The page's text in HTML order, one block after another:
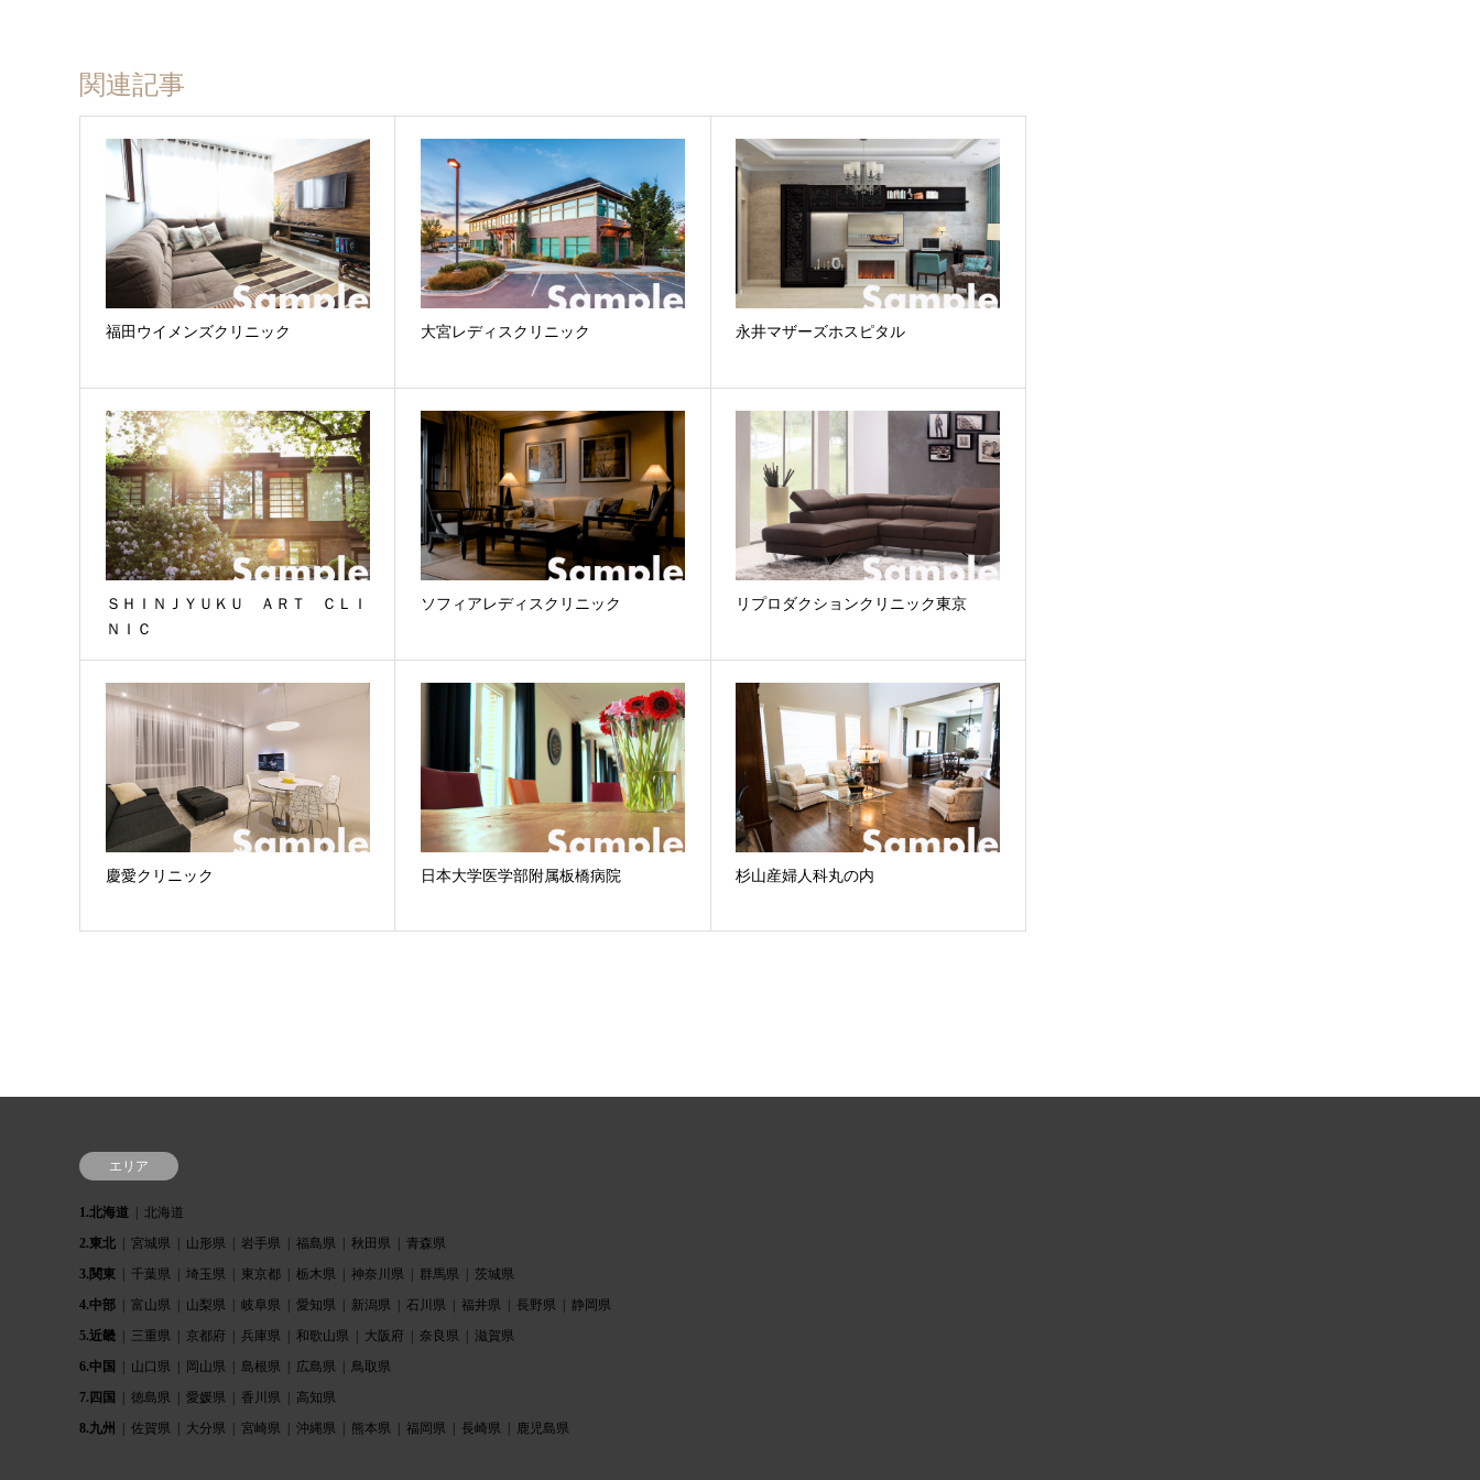
関連記事
福田ウイメンズクリニック 大宮レディスクリニック 永井マザーズホスピタル
ＳＨＩＮＪＹＵＫＵ ＡＲＴ ＣＬＩ
ＮＩＣ
ソフィアレディスクリニック リプロダクションクリニック東京
慶愛クリニック 日本大学医学部附属板橋病院 杉山産婦人科丸の内
エリア
1.北海道
北海道
2.東北
宮城県 山形県 岩手県 福島県 秋田県
青森県
3.関東
千葉県 埼玉県 東京都 栃木県 神奈川県 群馬県
茨城県
4.中部
富山県 山梨県 岐阜県 愛知県 新潟県 石川県 福井県 長野県
静岡県
5.近畿
三重県 京都府 兵庫県 和歌山県 大阪府 奈良県
滋賀県
6.中国
山口県 岡山県 島根県 広島県
鳥取県
7.四国
徳島県 愛媛県 香川県
高知県
8.九州
佐賀県 大分県 宮崎県 沖縄県 熊本県 福岡県 長崎県 鹿児島県